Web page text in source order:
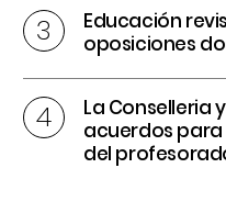
Educación
oposiciones
La Conselleria
acuerdos
del